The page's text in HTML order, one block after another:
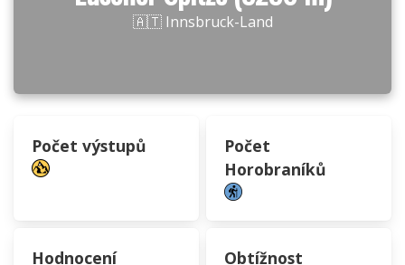
🇦🇹 Innsbruck-Land
Počet výstupů
Počet
Horobraníků
Hodnocení Obtížnost